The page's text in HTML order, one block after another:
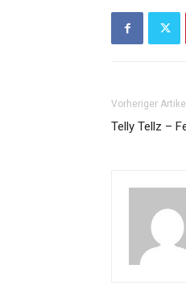
Vorheriger Artikel
Telly Tellz –